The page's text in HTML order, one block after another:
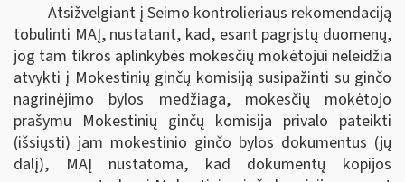
Atsižvelgiant į Seimo kontrolieriaus rekomendaciją
tobulinti MAĮ, nustatant, kad, esant pagrįstų duomenų,
jog tam tikros aplinkybės mokesčių mokėtojui neleidžia
atvykti į Mokestinių ginčų komisiją susipažinti su ginčo
nagrinėjimo bylos medžiaga, mokesčių mokėtojo
prašymu Mokestinių ginčų komisija privalo pateikti
(išsiųsti) jam mokestinio ginčo bylos dokumentus (jų
dalį), MAĮ nustatoma, kad dokumentų kopijos